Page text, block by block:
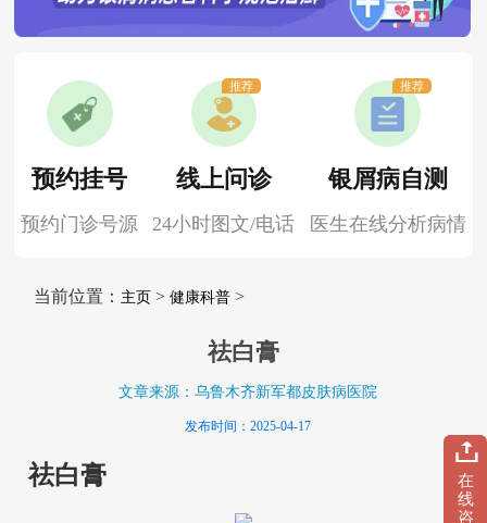
预约挂号
预约门诊号源
线上问诊
24小时图文/电话
推荐
银屑病自测
医生在线分析病情
推荐
当前位置： 主页> 健康科普>
祛白膏
文章来源：乌鲁木齐新军都皮肤病医院
发布时间：2025-04-17
祛白膏
在
线
咨